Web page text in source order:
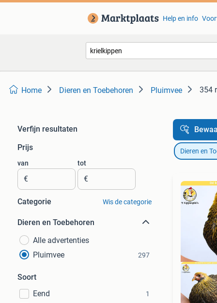
Help en info
Home Dieren en Toebehoren Pluimvee 354
Verfijn resultaten
Prijs
van
€
tot
€
Categorie Wis de categorie
Dieren en Toebehoren
Alle advertenties
Pluimvee
297
Soort
Eend
1
Dieren en